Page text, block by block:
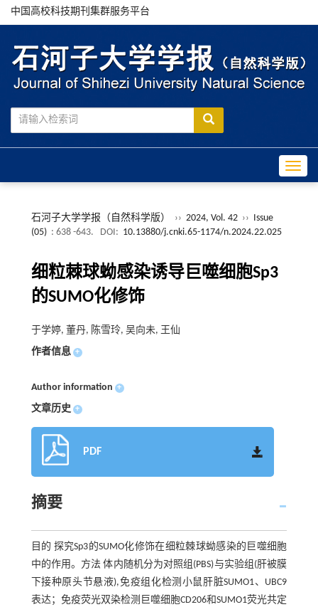
中国高校科技期刊集群服务平台
石河子大学学报（自然科学版） ›› 2024, Vol. 42 ›› Issue
(05) : 638 -643. DOI: 10.13880/j.cnki.65-1174/n.2024.22.025
细粒棘球蚴感染诱导巨噬细胞Sp3
的SUMO化修饰
于学婷, 董丹, 陈雪玲, 吴向未, 王仙
作者信息 +
Author information +
文章历史 +
PDF
摘要
目的 探究Sp3的SUMO化修饰在细粒棘球蚴感染的巨噬细胞
中的作用。方法 体内随机分为对照组(PBS)与实验组(肝被膜
下接种原头节悬液),免疫组化检测小鼠肝脏SUMO1、UBC9
表达；免疫荧光双染检测巨噬细胞CD206和SUMO1荧光共定